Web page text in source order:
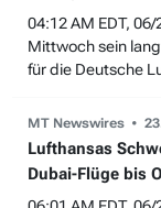
04:12 AM EDT,
Mittwoch sein
für die Deutsche
MT Newswires
Lufthansas
Dubai-Flüge bis